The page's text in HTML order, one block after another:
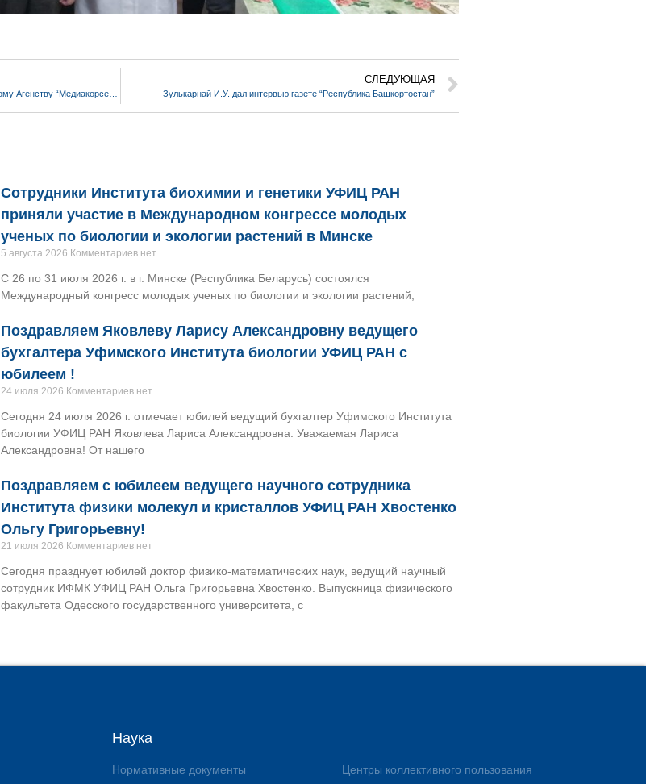
СЛЕДУЮЩАЯ
Зулькарнай И.У. дал интервью газете “Республика Башкортостан”
Сотрудники Института биохимии и генетики УФИЦ РАН
приняли участие в Международном конгрессе молодых
ученых по биологии и экологии растений в Минске
5 августа 2026 Комментариев нет
С 26 по 31 июля 2026 г. в г. Минске (Республика Беларусь) состоялся
Международный конгресс молодых ученых по биологии и экологии растений,
Поздравляем Яковлеву Ларису Александровну ведущего
бухгалтера Уфимского Института биологии УФИЦ РАН с
юбилеем !
24 июля 2026 Комментариев нет
Сегодня 24 июля 2026 г. отмечает юбилей ведущий бухгалтер Уфимского Института
биологии УФИЦ РАН Яковлева Лариса Александровна. Уважаемая Лариса
Александровна! От нашего
Поздравляем с юбилеем ведущего научного сотрудника
Института физики молекул и кристаллов УФИЦ РАН Хвостенко
Ольгу Григорьевну!
21 июля 2026 Комментариев нет
Сегодня празднует юбилей доктор физико-математических наук, ведущий научный
сотрудник ИФМК УФИЦ РАН Ольга Григорьевна Хвостенко. Выпускница физического
факультета Одесского государственного университета, с
Наука
Нормативные документы
Центры коллективного пользования